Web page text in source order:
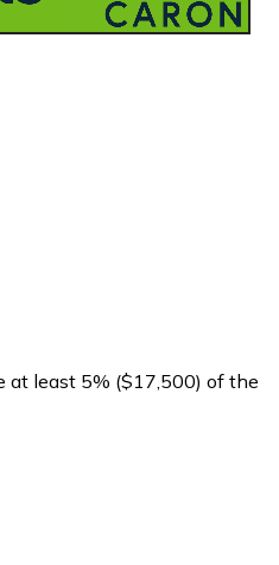
at least 5% ($17,500) of the